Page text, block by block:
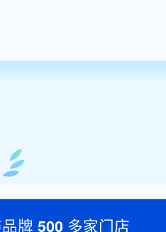
牌 500 多家门店